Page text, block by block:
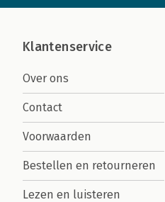
Klantenservice
Over ons
Contact
Voorwaarden
Bestellen en retourneren
Lezen en luisteren